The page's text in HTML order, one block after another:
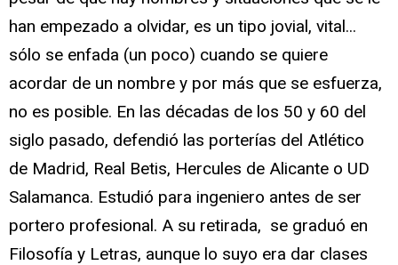
han empezado a olvidar, es un tipo jovial, vital...
sólo se enfada (un poco) cuando se quiere
acordar de un nombre y por más que se esfuerza,
no es posible. En las décadas de los 50 y 60 del
siglo pasado, defendió las porterías del Atlético
de Madrid, Real Betis, Hercules de Alicante o UD
Salamanca. Estudió para ingeniero antes de ser
portero profesional. A su retirada, se graduó en
Filosofía y Letras, aunque lo suyo era dar clases